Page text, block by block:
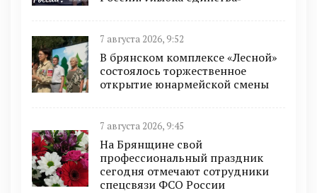
7 августа 2026, 9:52
В брянском комплексе «Лесной»
состоялось торжественное
открытие юнармейской смены
7 августа 2026, 9:45
На Брянщине свой
профессиональный праздник
сегодня отмечают сотрудники
спецсвязи ФСО России